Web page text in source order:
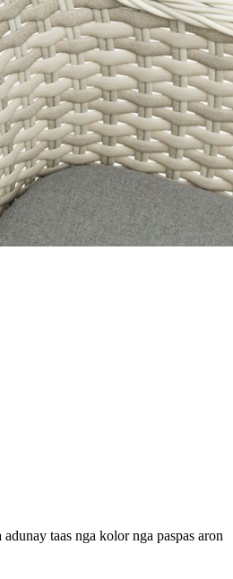
taas nga kolor nga paspas aron